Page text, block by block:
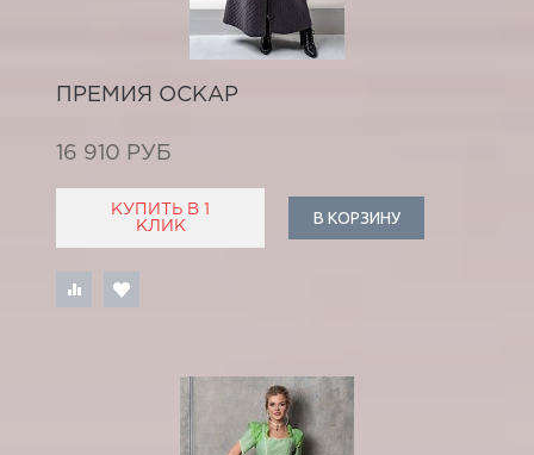
ПРЕМИЯ ОСКАР
16 910 РУБ
КУПИТЬ В 1
КЛИК
В КОРЗИНУ